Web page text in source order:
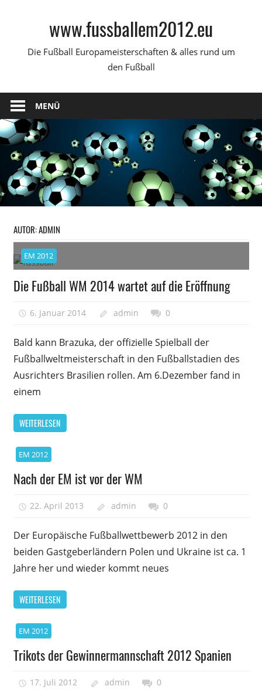
www.fussballem2012.eu
Die Fußball Europameisterschaften & alles rund um
den Fußball
MENÜ
AUTOR:ADMIN
EM 2012
Die Fußball WM 2014 wartet auf die Eröffnung
6. Januar 2014 admin 0
Bald kann Brazuka, der offizielle Spielball der
Fußballweltmeisterschaft in den Fußballstadien des
Ausrichters Brasilien rollen. Am 6.Dezember fand in
einem
WEITERLESEN
EM 2012
Nach der EM ist vor der WM
22. April 2013 admin 0
Der Europäische Fußballwettbewerb 2012 in den
beiden Gastgeberländern Polen und Ukraine ist ca. 1
Jahre her und wieder kommt neues
WEITERLESEN
EM 2012
Trikots der Gewinnermannschaft 2012 Spanien
17. Juli 2012 admin 0